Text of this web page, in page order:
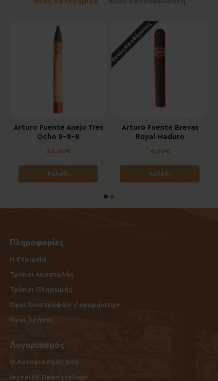
Arturo Fuente Anejo Tres
Ocho 8-8-8
41,20€
Καλάθι
Εκτός Αποθέματος
Arturo Fuente Brevas
Royal Maduro
6,70€
Καλάθι
Πληροφορίες
Η Εταιρεία
Τρόποι Αποστολής
Τρόποι Πληρωμής
Όροι Επιστροφών / Ακυρώσεων
Όροι Χρήσης
Λογαριασμός
O Λογαριασμός μου
Ιστορικό Παραγγελιών